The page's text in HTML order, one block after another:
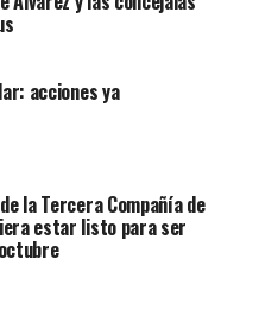
acciones ya
la Tercera Compañía de
estar listo para ser